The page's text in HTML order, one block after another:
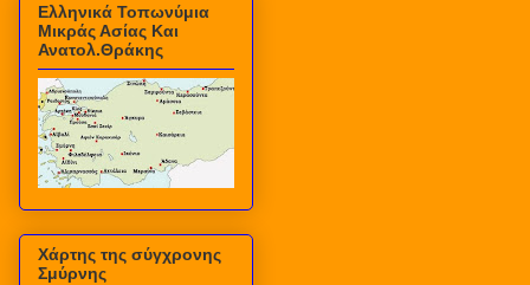
Ελληνικά Τοπωνύμια
Μικράς Ασίας Και
Ανατολ.Θράκης
Χάρτης της σύγχρονης
Σμύρνης